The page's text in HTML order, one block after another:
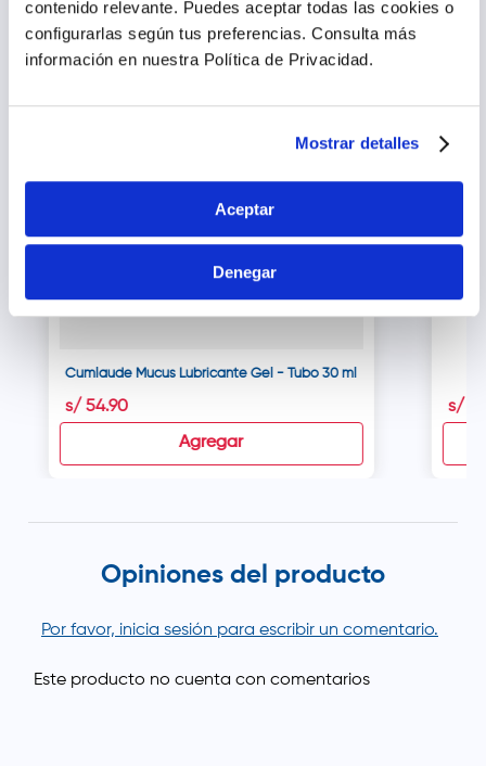
contenido relevante. Puedes aceptar todas las cookies o
configurarlas según tus preferencias. Consulta más
información en nuestra Política de Privacidad.
Mostrar detalles
Aceptar
Denegar
Cumlaude Mucus Lubricante Gel - Tubo 30 ml
s/ 54.90
Agregar
s/
Opiniones del producto
Por favor, inicia sesión para escribir un comentario.